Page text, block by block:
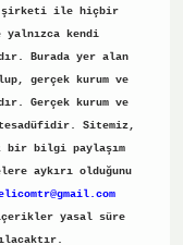
şirketi ile hiçbir
yalnızca kendi
Burada yer alan
gerçek kurum ve
Gerçek kurum ve
Sitemiz,
bir bilgi paylaşım
aykırı olduğunu
yasal süre